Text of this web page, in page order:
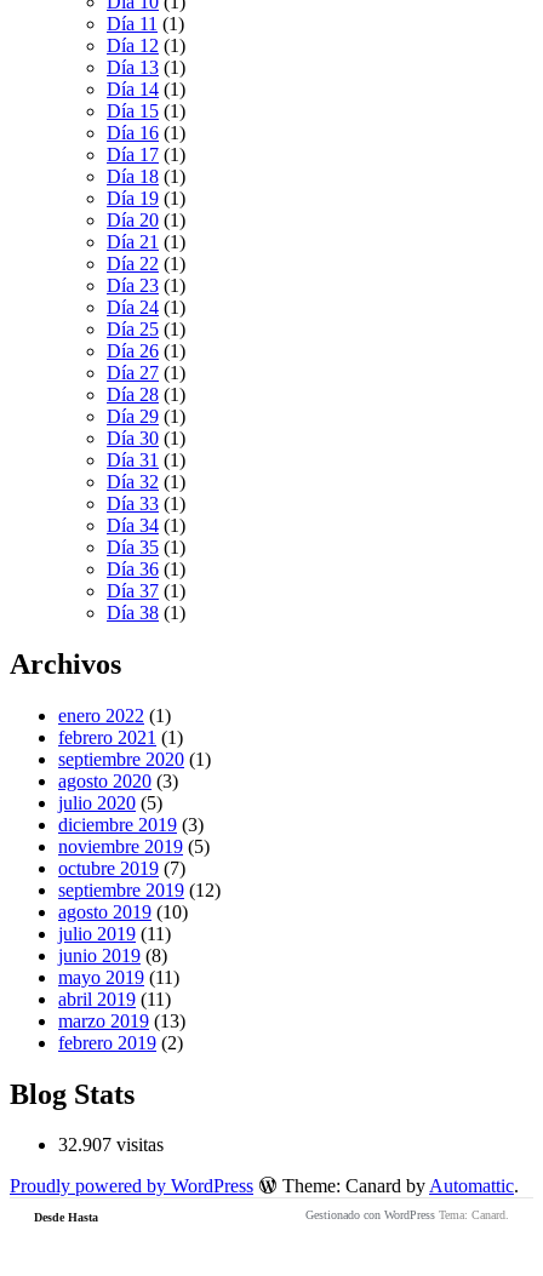
Día 11 (1)
Día 12 (1)
Día 13 (1)
Día 14 (1)
Día 15 (1)
Día 16 (1)
Día 17 (1)
Día 18 (1)
Día 19 (1)
Día 20 (1)
Día 21 (1)
Día 22 (1)
Día 23 (1)
Día 24 (1)
Día 25 (1)
Día 26 (1)
Día 27 (1)
Día 28 (1)
Día 29 (1)
Día 30 (1)
Día 31 (1)
Día 32 (1)
Día 33 (1)
Día 34 (1)
Día 35 (1)
Día 36 (1)
Día 37 (1)
Día 38 (1)
Archivos
enero 2022 (1)
febrero 2021 (1)
septiembre 2020 (1)
agosto 2020 (3)
julio 2020 (5)
diciembre 2019 (3)
noviembre 2019 (5)
octubre 2019 (7)
septiembre 2019 (12)
agosto 2019 (10)
julio 2019 (11)
junio 2019 (8)
mayo 2019 (11)
abril 2019 (11)
marzo 2019 (13)
febrero 2019 (2)
Blog Stats
32.907 visitas
Proudly powered by WordPress
Theme: Canard byAutomattic.
Desde Hasta Gestionado con WordPress Tema: Canard.